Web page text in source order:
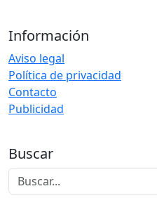
Información
Aviso legal
Política de privacidad
Contacto
Publicidad
Buscar